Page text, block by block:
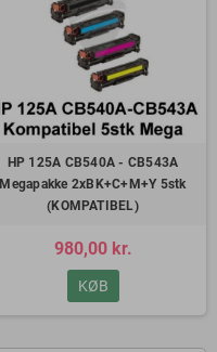
HP 125A CB540A - CB543A
Megapakke 2xBK+C+M+Y 5stk
(KOMPATIBEL)
980,00 kr.
KØB